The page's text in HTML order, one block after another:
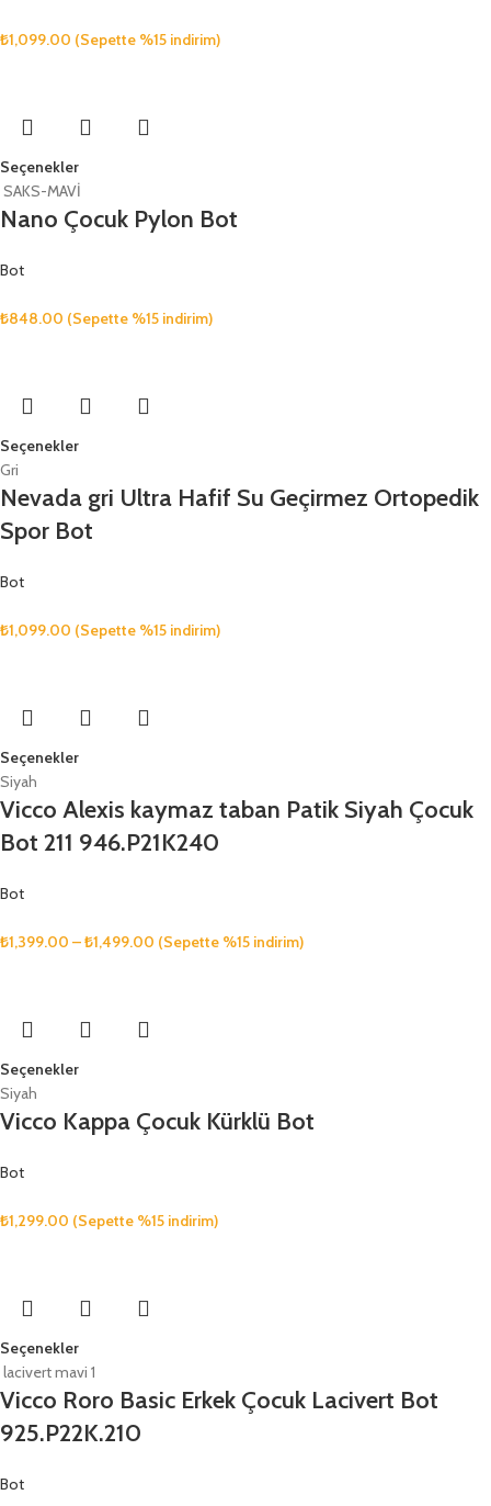
₺1,099.00 (Sepette %15 indirim)
Seçenekler
SAKS-MAVİ
Nano Çocuk Pylon Bot
Bot
₺848.00 (Sepette %15 indirim)
Seçenekler
Gri
Nevada gri Ultra Hafif Su Geçirmez Ortopedik
Spor Bot
Bot
₺1,099.00 (Sepette %15 indirim)
Seçenekler
Siyah
Vicco Alexis kaymaz taban Patik Siyah Çocuk
Bot 211 946.P21K240
Bot
₺1,399.00 –₺1,499.00 (Sepette %15 indirim)
Seçenekler
Siyah
Vicco Kappa Çocuk Kürklü Bot
Bot
₺1,299.00 (Sepette %15 indirim)
Seçenekler
lacivert mavi 1
Vicco Roro Basic Erkek Çocuk Lacivert Bot
925.P22K.210
Bot